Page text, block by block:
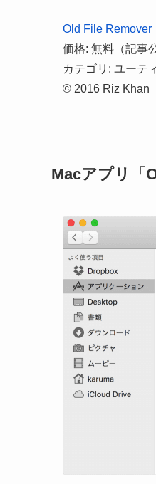
Old File Remover
価格: 無料（記事
カテゴリ: ユーテ
© 2016 Riz Khan
Macアプリ「